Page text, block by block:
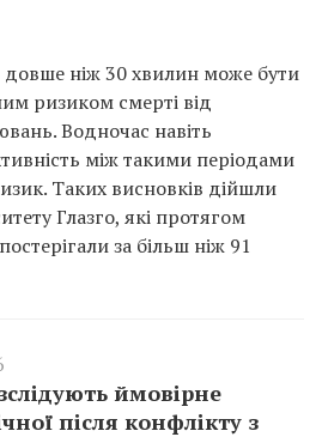
довше ніж 30 хвилин може бути
ризиком смерті від
Водночас навіть
між такими періодами
Таких висновків дійшли
Глазго, які протягом
за більш ніж 91
ймовірне
після конфлікту з